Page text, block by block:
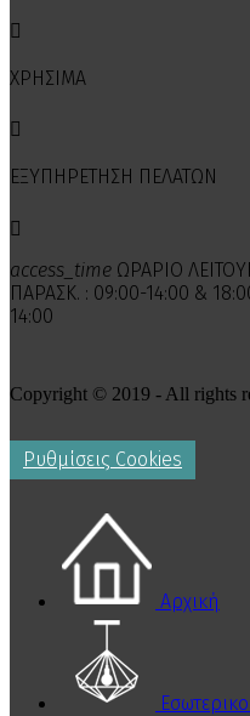

ΧΡΗΣΙΜΑ

ΕΞΥΠΗΡΕΤΗΣΗ ΠΕΛΑΤΩΝ

access_time ΩΡΑΡΙΟ
ΠΑΡΑΣΚ. : 09:00-14:00 &
14:00
Copyright © 2019 - All rights
Ρυθμίσεις Cookies
Αρχική